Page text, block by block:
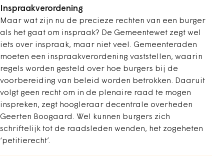
Inspraakverordening
Maar wat zijn nu de precieze rechten van een burger
als het gaat om inspraak? De Gemeentewet zegt wel
iets over inspraak, maar niet veel. Gemeenteraden
moeten een inspraakverordening vaststellen, waarin
regels worden gesteld over hoe burgers bij de
voorbereiding van beleid worden betrokken. Daaruit
volgt geen recht om in de plenaire raad te mogen
inspreken, zegt hoogleraar decentrale overheden
Geerten Boogaard. Wel kunnen burgers zich
schriftelijk tot de raadsleden wenden, het zogeheten
‘petitierecht’.